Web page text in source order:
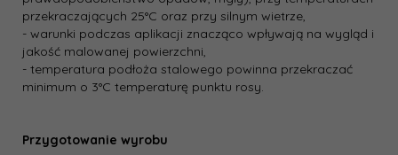
przekraczających 25°C oraz przy silnym wietrze,
- warunki podczas aplikacji znacząco wpływają na wygląd i
jakość malowanej powierzchni,
- temperatura podłoża stalowego powinna przekraczać
minimum o 3°C temperaturę punktu rosy.
Przygotowanie wyrobu